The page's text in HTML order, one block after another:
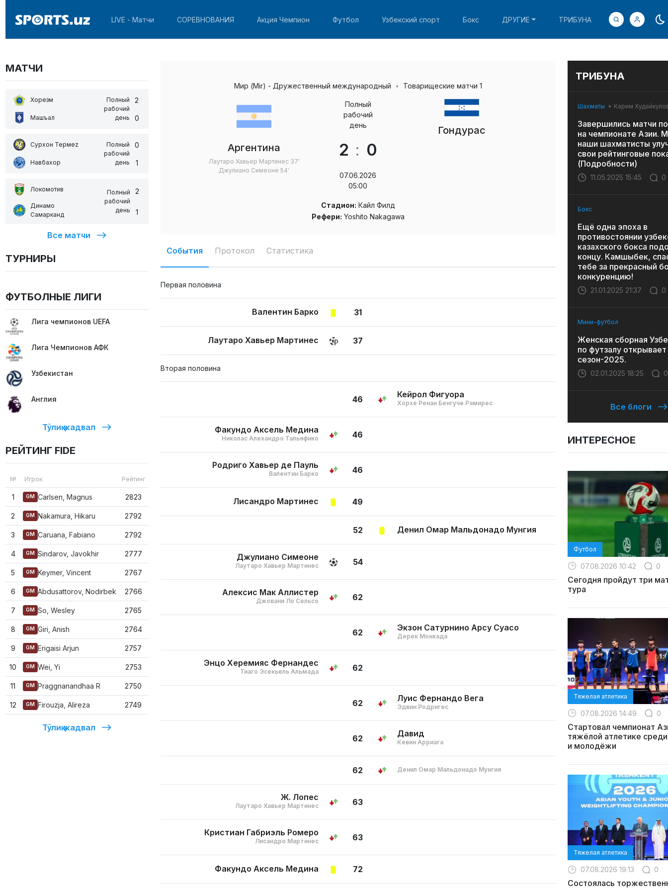
LIVE - Матчи СОРЕВНОВАНИЯ Акция Чемпион Футбол Узбекский спорт Бокс ДРУГИЕ ТРИБУНА
МАТЧИ
Хорезм
Машъал
Полный
рабочий
день
2
0
Сурхон Термеz
Навбахор
Полный
рабочий
день
0
1
Локомотив
Динамо
Самарканд
Полный
рабочий
день
2
1
Все матчи
ТУРНИРЫ
ФУТБОЛНЫЕ ЛИГИ
Лига чемпионов UEFA
Лига Чемпионов АФК
Узбекистан
Англия
Тўлиқ жадвал
РЕЙТИНГ FIDE
№ Игрок Рейтинг
1 GM Carlsen, Magnus 2823
2 GM Nakamura, Hikaru 2792
3 GM Caruana, Fabiano 2792
4 GM Sindarov, Javokhir 2777
5 GM Keymer, Vincent 2767
6 GM Abdusattorov, Nodirbek 2766
7 GM So, Wesley 2765
8 GM Giri, Anish 2764
9 GM Erigaisi Arjun 2757
10 GM Wei, Yi 2753
11 GM Praggnanandhaa R 2750
12 GM Firouzja, Alireza 2749
Тўлиқ жадвал
Мир (Mir) - Дружественный международный Товарищеские матчи 1
Аргентина
Лаутаро Хавьер Мартинес 37'
Джулиано Симеоне54'
Полный
рабочий
день
2 : 0
07.06.2026
05:00
Гондурас
Стадион: Кайл Филд
Рефери: Yoshito Nakagawa
События Протокол Статистика
Первая половина
31
Валентин Барко
37
Лаутаро Хавьер Мартинес
Вторая половина
46 Кейрол Фигуора
Хорхе Ренан Бенгуче Рамирес
46
Факундо Аксель Медина
Николас Алехандро Тальяфико
46
Родриго Хавьер де Пауль
Валентин Барко
49
Лисандро Мартинес
52 Денил Омар Мальдонадо Мунгия
54
Джулиано Симеоне
Лаутаро Хавьер Мартинес
62
Алексис Мак Аллистер
Джовани Ло Сельсо
62 Экзон Сатурнино Арсу Суасо
Дерек Монкада
62
Энцо Херемияс Фернандес
Тиаго Эсекьель Альмада
62 Луис Фернандо Вега
Эдвин Родригес
62 Давид
Кевин Арриага
62 Денил Омар Мальдонадо Мунгия
63
Ж. Лопес
Лаутаро Хавьер Мартинес
63
Кристиан Габриэль Ромеро
Лисандро Мартинес
72
Факундо Аксель Медина
ТРИБУНА
Шахматы Карим
Завершились матчи
на чемпионате Азии.
наши шахматисты
свои рейтинговые
(Подробности)
11.05.2025 15:45 0
Бокс
Ещё одна эпоха в
противостоянии
казахского бокса
концу. Камшыбек,
тебе за прекрасный
конкуренцию!
21.01.2025 21:37 0
Мини-футбол
Женская сборная
по футзалу открывает
сезон-2025.
02.01.2025 18:25 0
Все блоги
ИНТЕРЕСНОЕ
Футбол
07.08.2026 10:42 0
Сегодня пройдут три
тура
Тяжелая атлетика
07.08.2026 14:49 0
Стартовал чемпионат
тяжёлой атлетике
и молодёжи
Тяжелая атлетика
07.08.2026 19:13 0
Состоялась